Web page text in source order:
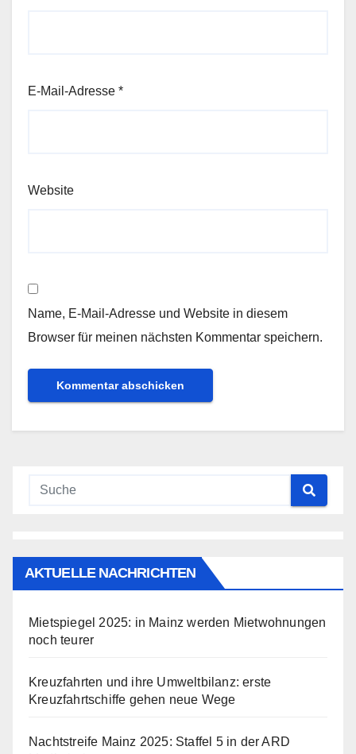
E-Mail-Adresse *
Website
Name, E-Mail-Adresse und Website in diesem
Browser für meinen nächsten Kommentar speichern.
AKTUELLE NACHRICHTEN
Mietspiegel 2025: in Mainz werden Mietwohnungen
noch teurer
Kreuzfahrten und ihre Umweltbilanz: erste
Kreuzfahrtschiffe gehen neue Wege
Nachtstreife Mainz 2025: Staffel 5 in der ARD